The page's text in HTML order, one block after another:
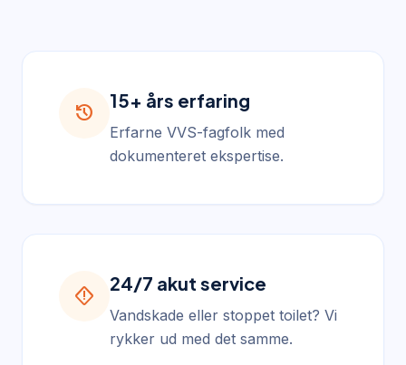
history
15+ års erfaring
Erfarne VVS-fagfolk med
dokumenteret ekspertise.
emergency_home
24/7 akut service
Vandskade eller stoppet toilet? Vi
rykker ud med det samme.